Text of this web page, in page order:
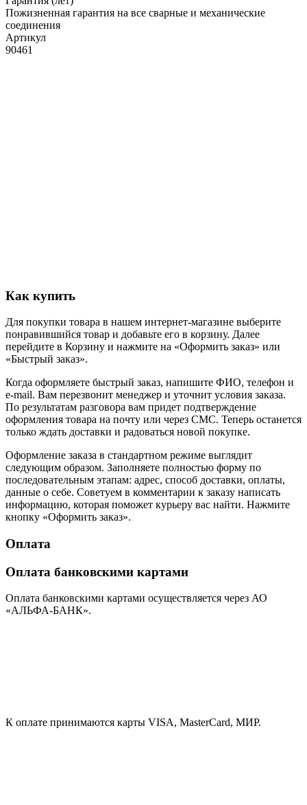
Пожизненная гарантия на все сварные и механические
соединения
Артикул
90461
Как купить
Для покупки товара в нашем интернет-магазине выберите
понравившийся товар и добавьте его в корзину. Далее
перейдите в Корзину и нажмите на «Оформить заказ» или
«Быстрый заказ».
Когда оформляете быстрый заказ, напишите ФИО, телефон и
e-mail. Вам перезвонит менеджер и уточнит условия заказа.
По результатам разговора вам придет подтверждение
оформления товара на почту или через СМС. Теперь останется
только ждать доставки и радоваться новой покупке.
Оформление заказа в стандартном режиме выглядит
следующим образом. Заполняете полностью форму по
последовательным этапам: адрес, способ доставки, оплаты,
данные о себе. Советуем в комментарии к заказу написать
информацию, которая поможет курьеру вас найти. Нажмите
кнопку «Оформить заказ».
Оплата
Оплата банковскими картами
Оплата банковскими картами осуществляется через АО
«АЛЬФА-БАНК».
К оплате принимаются карты VISA, MasterCard, МИР.